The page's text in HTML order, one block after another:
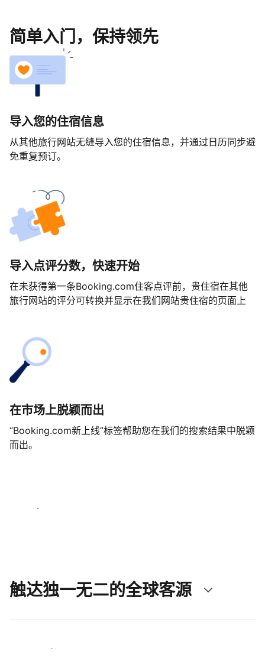
简单入门，保持领先
导入您的住宿信息
从其他旅行网站无缝导入您的住宿信息，并通过日历同步避
免重复预订。
导入点评分数，快速开始
在未获得第一条Booking.com住客点评前，贵住宿在其他
旅行网站的评分可转换并显示在我们网站贵住宿的页面上
在市场上脱颖而出
“Booking.com新上线”标签帮助您在我们的搜索结果中脱颖
而出。
马上开始
触达独一无二的全球客源
立即触达新客人